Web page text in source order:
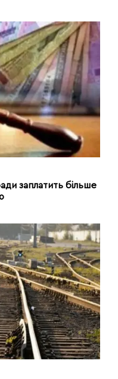
заплатить більше